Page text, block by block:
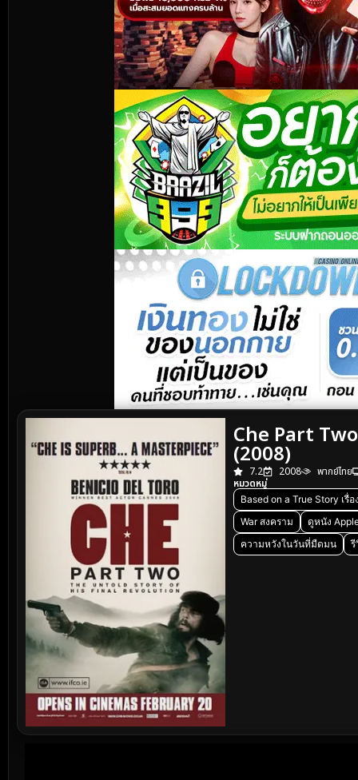
Che Part
(2008)
7.2 2008
พากย์ไทย
หมวดหมู่
Based on a True Story เรื่อ
War สงคราม
ดูหนัง
ความหวังในวันที่มืดมน